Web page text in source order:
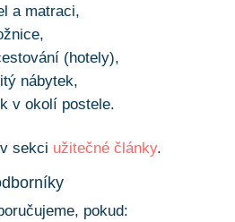
a matraci,
(hotely),
nábytek,
v okolí postele.
sekci užitečné články.
pokud: